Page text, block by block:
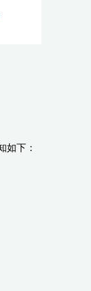
如下：